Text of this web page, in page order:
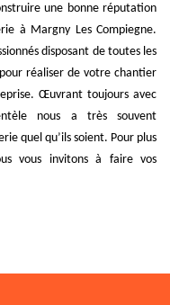
une bonne réputation
à Margny Les Compiegne.
disposant de toutes les
réaliser de votre chantier
Œuvrant toujours avec
nous a très souvent
quel qu’ils soient. Pour plus
vous invitons à faire vos